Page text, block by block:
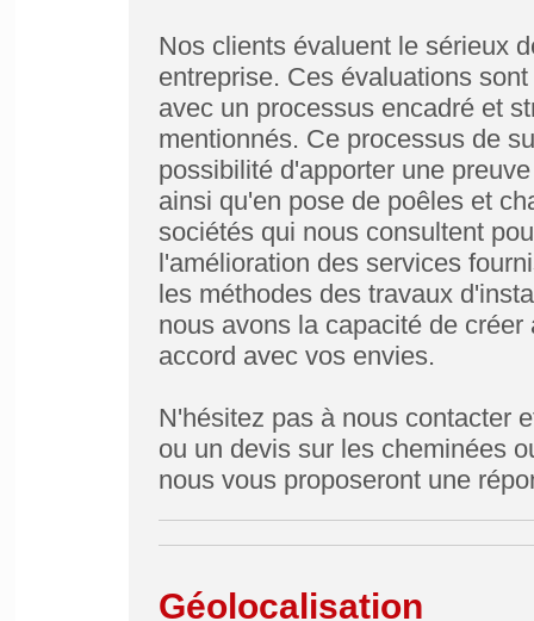
Nos clients évaluent le sérieux
entreprise. Ces évaluations
avec un processus encadré et
mentionnés. Ce processus de
possibilité d'apporter une
ainsi qu'en pose de poêles et
sociétés qui nous consultent
l'amélioration des services
les méthodes des travaux
nous avons la capacité de
accord avec vos envies.
N'hésitez pas à nous contacter
ou un devis sur les cheminées
nous vous proposeront une
Géolocalisation